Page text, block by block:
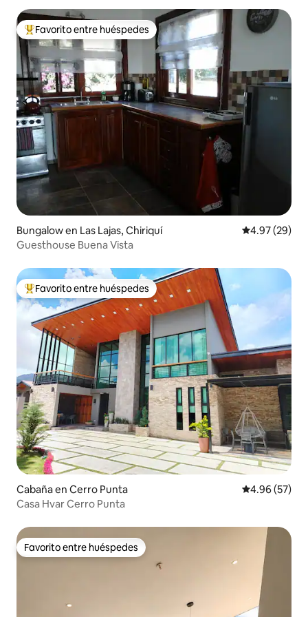
De los mejores en Favorito entre huéspedes
Favorito entre huéspedes
Bungalow en Las Lajas, Chiriquí Calificación
4.97 (29)
Guesthouse Buena Vista
De los mejores en Favorito entre huéspedes
Favorito entre huéspedes
Cabaña en Cerro Punta Calificación
4.96 (57)
Casa Hvar Cerro Punta
Favorito entre huéspedes
Favorito entre huéspedes